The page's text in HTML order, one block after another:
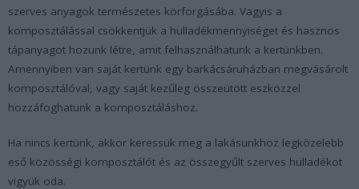
szerves anyagok természetes körforgásába. Vagyis a
komposztálással csökkentjük a hulladékmennyiséget és hasznos
tápanyagot hozunk létre, amit felhasználhatunk a kertünkben.
Amennyiben van saját kertünk egy barkácsáruházban megvásárolt
komposztálóval, vagy saját kezűleg összeütött eszközzel
hozzáfoghatunk a komposztáláshoz.
Ha nincs kertünk, akkor keressük meg a lakásunkhoz legközelebb
eső közösségi komposztálót és az összegyűlt szerves hulladékot
vigyük oda.